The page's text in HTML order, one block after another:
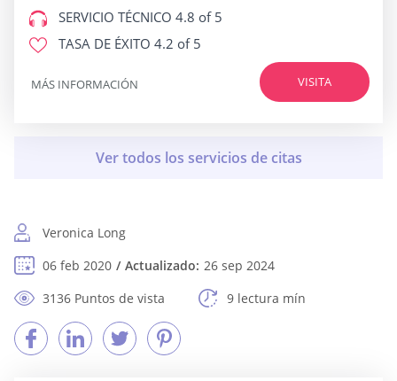
SERVICIO TÉCNICO 4.8 of 5
TASA DE ÉXITO 4.2 of 5
VISITA
MÁS INFORMACIÓN
Veronica Long
06 feb 2020
Actualizado: 26 sep 2024
3136 Puntos de vista
9 lectura mín